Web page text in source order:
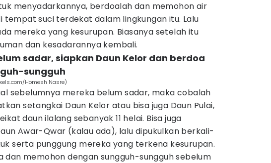
menyadarkannya, berdoalah dan memohon air
tempat suci terdekat dalam lingkungan itu. Lalu
mereka yang kesurupan. Biasanya setelah itu
dan kesadarannya kembali.
sadar, siapkan Daun Kelor dan berdoa
sungguh
Homesh Nasre)
sebelumnya mereka belum sadar, maka cobalah
setangkai Daun Kelor atau bisa juga Daun Pulai,
daun ilalang sebanyak 11 helai. Bisa juga
Awar-Qwar (kalau ada), lalu dipukulkan berkali-
serta punggung mereka yang terkena kesurupan.
dan memohon dengan sungguh-sungguh sebelum